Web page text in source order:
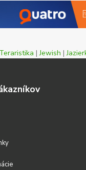
Teraristika |Jewish |